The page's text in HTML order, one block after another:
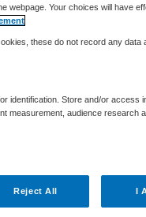
,11:35 1018 keer gelezen
van
op het
webpage. Your choices will have
these do not record any data
identification. Store and/or access
measurement, audience research
Reject All I